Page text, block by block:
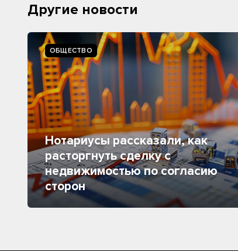
Другие новости
ОБЩЕСТВО
Нотариусы рассказали, как
расторгнуть сделку с
недвижимостью по согласию
сторон